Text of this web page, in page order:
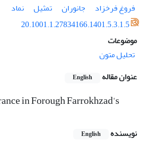
فروغ فرخزاد
جانوران تمثیل
نماد
20.1001.1.27834166.1401.5.3.1.5
موضوعات
تحلیل متون
عنوان مقاله
English
in Forough Farrokhzad's
نویسنده English